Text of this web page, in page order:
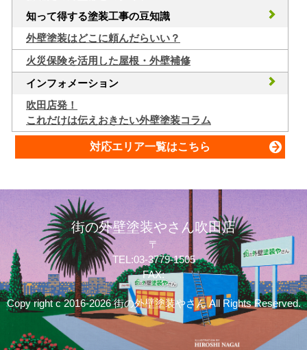
知って得する塗装工事の豆知識
外壁塗装はどこに頼んだらいい？
火災保険を活用した屋根・外壁補修
インフォメーション
吹田店発！
これだけは伝えおきたい外壁塗装コラム
対応エリア一覧はこちら
街の外壁塗装やさん吹田店
〒
TEL:03-3779-1505
FAX:
Copy right c 2016-2026 街の外壁塗装やさん All Rights Reserved.